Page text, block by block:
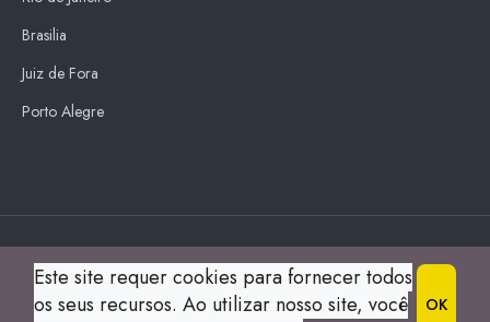
Brasilia
Juiz de Fora
Porto Alegre
© 2004 Guia Montes Claros All Right Reserved.
Blue Sky s
Este site requer cookies para fornecer todos
os seus recursos. Ao utilizar nosso site, você
OK